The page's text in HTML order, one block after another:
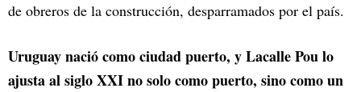
de obreros de la construcción, desparramados por el país.
Uruguay nació como ciudad puerto, y Lacalle Pou lo
ajusta al siglo XXI no solo como puerto, sino como un